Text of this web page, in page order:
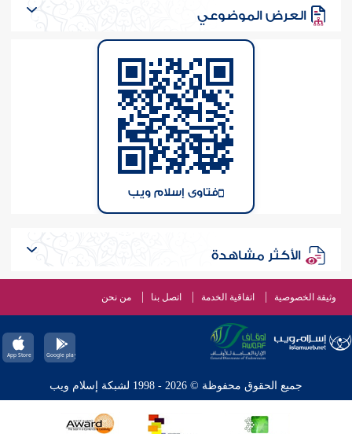
العرض الموضوعي
فتاوى إسلام ويب
الأكثر مشاهدة
وثيقة الخصوصية اتفاقية الخدمة اتصل بنا من نحن
جميع الحقوق محفوظة © 2026 - 1998 لشبكة إسلام ويب